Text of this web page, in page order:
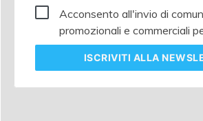
Acconsento all'invio di
promozionali e commerciali
ISCRIVITI ALLA